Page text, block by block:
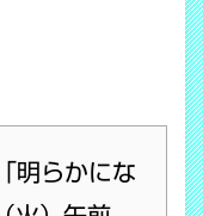
明らかにな